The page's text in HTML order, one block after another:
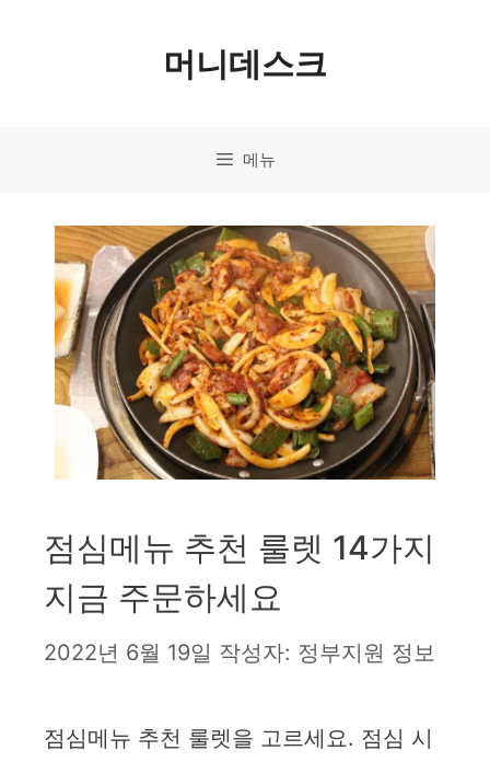
머니데스크
메뉴
점심메뉴 추천 룰렛 14가지
지금 주문하세요
2022년 6월 19일 작성자: 정부지원 정보
점심메뉴 추천 룰렛을 고르세요. 점심 시